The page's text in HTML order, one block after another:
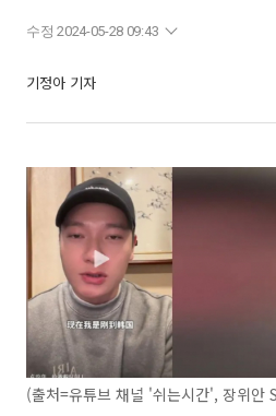
수정 2024-05-28 09:43
기정아 기자
(출처=유튜브 채널 '쉬는시간', 장위안